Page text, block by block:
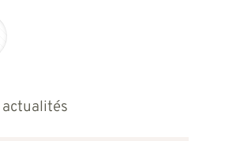
actualités